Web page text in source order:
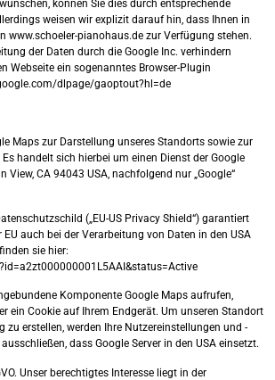
können Sie dies durch entsprechende
weisen wir explizit darauf hin, dass Ihnen in
pianohaus.de zur Verfügung stehen.
der Daten durch die Google Inc. verhindern
Webseite ein sogenanntes Browser-Plugin
dlpage/gaoptout?hl=de
Maps zur Darstellung unseres Standorts sowie zur
handelt sich hierbei um einen Dienst der Google
CA 94043 USA, nachfolgend nur „Google“
(„EU-US Privacy Shield“) garantiert
auch bei der Verarbeitung von Daten in den USA
sie hier:
Komponente Google Maps aufrufen,
ein Cookie auf Ihrem Endgerät. Um unseren Standort
erstellen, werden Ihre Nutzereinstellungen und -
dass Google Server in den USA einsetzt.
Unser berechtigtes Interesse liegt in der